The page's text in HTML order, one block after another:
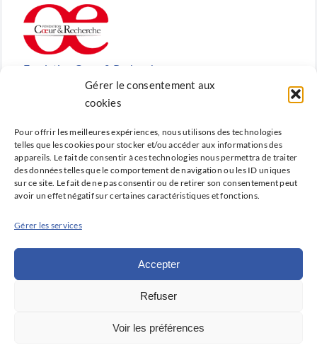
Gérer le consentement aux
cookies
Pour offrir les meilleures expériences, nous utilisons des technologies
telles que les cookies pour stocker et/ou accéder aux informations des
appareils. Le fait de consentir à ces technologies nous permettra de traiter
des données telles que le comportement de navigation ou les ID uniques
sur ce site. Le fait de ne pas consentir ou de retirer son consentement peut
avoir un effet négatif sur certaines caractéristiques et fonctions.
Gérer les services
Accepter
Refuser
Voir les préférences
Fondation Cœur & Recherche
Reconnue d’utilité publique, la Fondation Cœur &
créée en 2010 par la SFC.
plateforme d’information et de formation de la SFC.
Politique de cookies (UE)
Avertissement